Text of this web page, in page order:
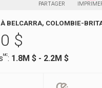
PARTAGER
BELCARRA, COLOMBIE-
$
MC: 1.8M $ - 2.2M $